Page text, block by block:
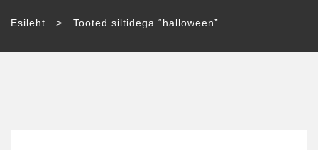
Esileht > Tooted siltidega “halloween”